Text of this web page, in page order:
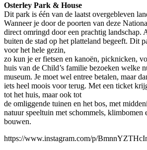
Osterley Park & House
Dit park is één van de laatst overgebleven
Wanneer je door de poorten van deze
direct omringd door een prachtig landschap.
buiten de stad op het platteland begeeft. Dit
voor het hele gezin,
zo kun je er fietsen en kanoën, picknicken,
huis van de Child’s familie bezoeken welke
museum. Je moet wel entree betalen, maar
iets heel moois voor terug. Met een ticket
tot het huis, maar ook tot
de omliggende tuinen en het bos, met
natuur speeltuin met schommels, klimbomen
bouwen.
https://www.instagram.com/p/